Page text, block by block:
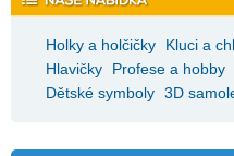
Holky a holčičky Kluci a
Hlavičky
Profese a hobby
Dětské symboly 3D